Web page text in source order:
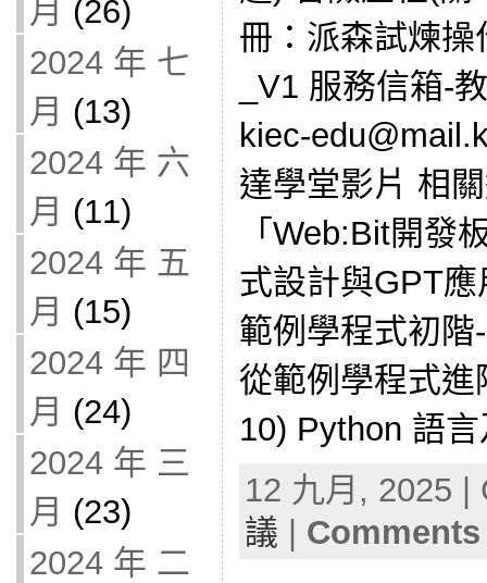
月 (26)
2024 年 七
月 (13)
2024 年 六
月 (11)
2024 年 五
月 (15)
2024 年 四
月 (24)
2024 年 三
月 (23)
2024 年 二
冊：派森試煉
_V1 服務信箱-
kiec-
達學堂影片 相
「Web:Bit開發
式設計與GPT
範例學程式初階
從範例學程式進
10) Python 語
12 九月, 2025
議